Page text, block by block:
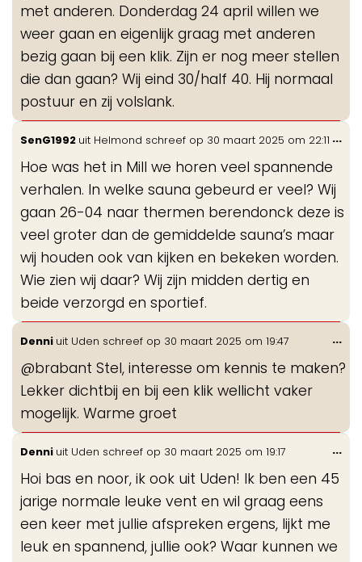
met anderen. Donderdag 24 april willen we
weer gaan en eigenlijk graag met anderen
bezig gaan bij een klik. Zijn er nog meer stellen
die dan gaan? Wij eind 30/half 40. Hij normaal
postuur en zij volslank.
SenG1992 uit Helmond schreef op 30 maart 2025 om 22:11
Hoe was het in Mill we horen veel spannende
verhalen. In welke sauna gebeurd er veel? Wij
gaan 26-04 naar thermen berendonck deze is
veel groter dan de gemiddelde sauna’s maar
wij houden ook van kijken en bekeken worden.
Wie zien wij daar? Wij zijn midden dertig en
beide verzorgd en sportief.
...
Denni uit Uden schreef op 30 maart 2025 om 19:47
@brabant Stel, interesse om kennis te maken?
Lekker dichtbij en bij een klik wellicht vaker
mogelijk. Warme groet
...
Denni uit Uden schreef op 30 maart 2025 om 19:17
Hoi bas en noor, ik ook uit Uden! Ik ben een 45
jarige normale leuke vent en wil graag eens
een keer met jullie afspreken ergens, lijkt me
leuk en spannend, jullie ook? Waar kunnen we
...